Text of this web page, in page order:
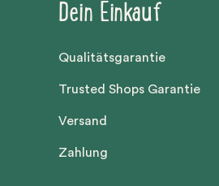
Dein Einkauf
Qualitätsgarantie
Trusted Shops Garantie
Versand
Zahlung